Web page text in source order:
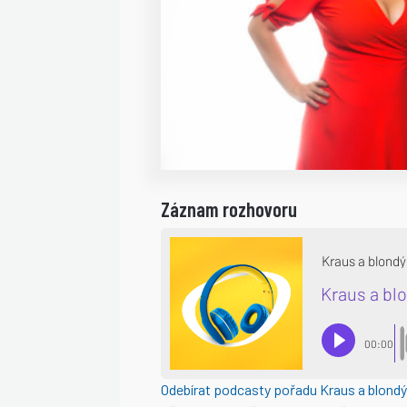
Záznam rozhovoru
Odebírat podcasty pořadu Kraus a